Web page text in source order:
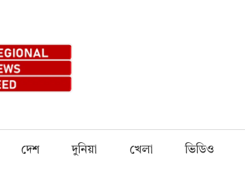
দেশ দুনিয়া খেলা ভিডিও